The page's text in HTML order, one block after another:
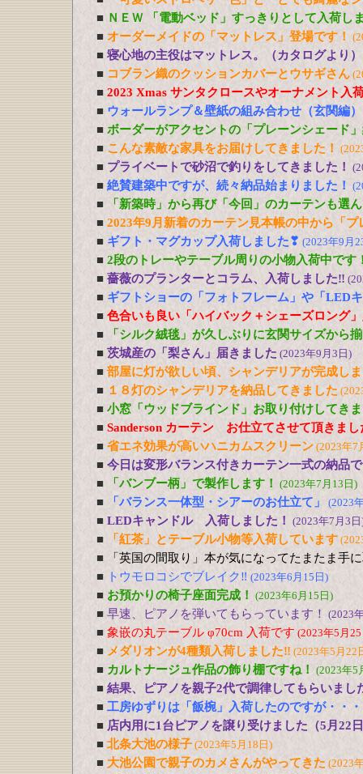
■ ＮＥＷ 「電動ベッド」すっきりとして入荷し
■ オーダーメイドの「マットレス」登場です！
■ 寝心地の主役はマットレス。（カタログより）
■ コブラン織のクッションカバーとウサギさん
■ 2023 Xmas サンタクロースやオーナメント入
■ ウォールランプ＆壁紙の組み合わせ（玄関編）
■ ボーダーがアクセントの「プレーンシェード
■ こんな素敵な家具をお届けしてきました！
■ プライベートで砂沼で釣りをしてきました！
■ 絶賛建築中ですが、続々納品始まりました！
■
「新築時」から再び「今回」のカーテンも選
■ 2023年9月新着のカーテン見本帳の中から「
■ ギフト・マグカップ入荷しました❣ (2023年9月
■ 2段のトレーやテーブル周りの小物入荷中です
■ 薔薇のプランターとコラム、入荷しました‼
■ ギフトショーの「フォトフレーム」や「LED
■ 色合いも良い「ハイバック＋シェーズロング
■
「シルク絨毯」が久しぶりに玄関サイズから
■ 茨城産の「梨さん」届きました (2023年9月3日)
■ 部屋に灯が欲しい頃、シャンデリアが完成し
■ １８灯のシャンデリアを納品してきました
■ 小窓「ウッドブラインド」お取り付けしてき
■ Sanderson カーテン お仕立てさせて頂きまし
■ 省エネ効果が高いハニカムスクリーン (2023年7
■ 今日は変形バランス付きカーテン一式の納品
■
「バンブー柄」で製作します！ (2023年7月13日)
■ 「バランス一体型・シアーのお仕立て」 (2023
■ LEDキャンドル 入荷しました！ (2023年7月3日
■ 「紅茶」とテーブル小物等入荷しています
■
「英国の間取り」本が気になってたまたま手
■ トウモロコシでブレイク‼ (2023年6月15日)
■ お預かりの椅子座面完成！ (2023年6月15日)
■ 早速、ピアノを弾いてもらっています！ (2023
■ 象嵌の丸テーブル φ70cm 入荷です (2023年5月
■ メダリオンが4種類入荷しました‼ (2023年5月22
■ カルトナージュ作品の飾り棚ですね！ (2023年5
■ 結果、ピアノを親子2代で調律してもらいまし
■ 工房ゆずりは「飯椀」入荷したのですが・・・
■ 店内用に1台ピアノを譲り受けました（5月22
■ 北条大池の様子 (2023年5月18日)
■ 大池公園で親子のカメさんがやってきた (2023